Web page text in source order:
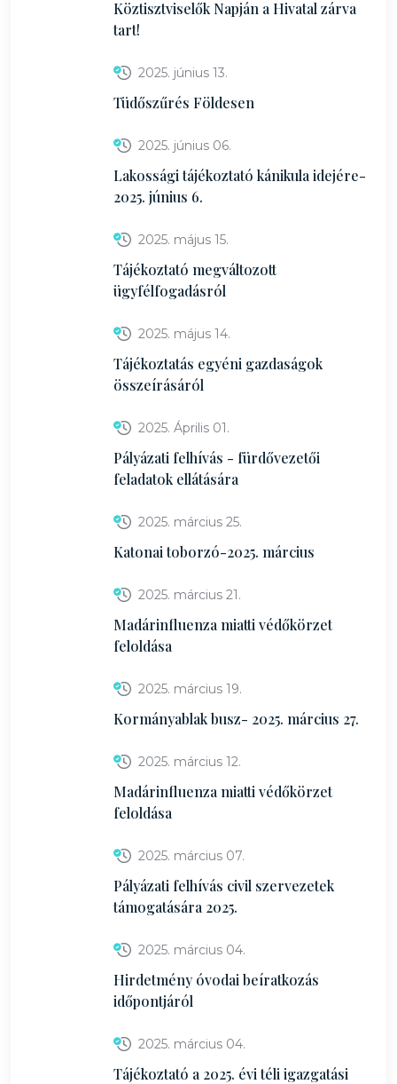
Köztisztviselők Napján a Hivatal zárva
tart!
2025. június 13.
Tüdőszűrés Földesen
2025. június 06.
Lakossági tájékoztató kánikula idejére-
2025. június 6.
2025. május 15.
Tájékoztató megváltozott
ügyfélfogadásról
2025. május 14.
Tájékoztatás egyéni gazdaságok
összeírásáról
2025. Április 01.
Pályázati felhívás - fürdővezetői
feladatok ellátására
2025. március 25.
Katonai toborzó-2025. március
2025. március 21.
Madárinfluenza miatti védőkörzet
feloldása
2025. március 19.
Kormányablak busz- 2025. március 27.
2025. március 12.
Madárinfluenza miatti védőkörzet
feloldása
2025. március 07.
Pályázati felhívás civil szervezetek
támogatására 2025.
2025. március 04.
Hirdetmény óvodai beíratkozás
időpontjáról
2025. március 04.
Tájékoztató a 2025. évi téli igazgatási